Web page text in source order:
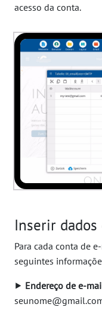
acesso da conta.
Inserir dados
Para cada conta de
seguintes
⯈ Endereço de e-